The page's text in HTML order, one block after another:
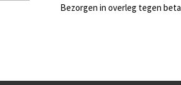
Bezorgen in overleg tegen